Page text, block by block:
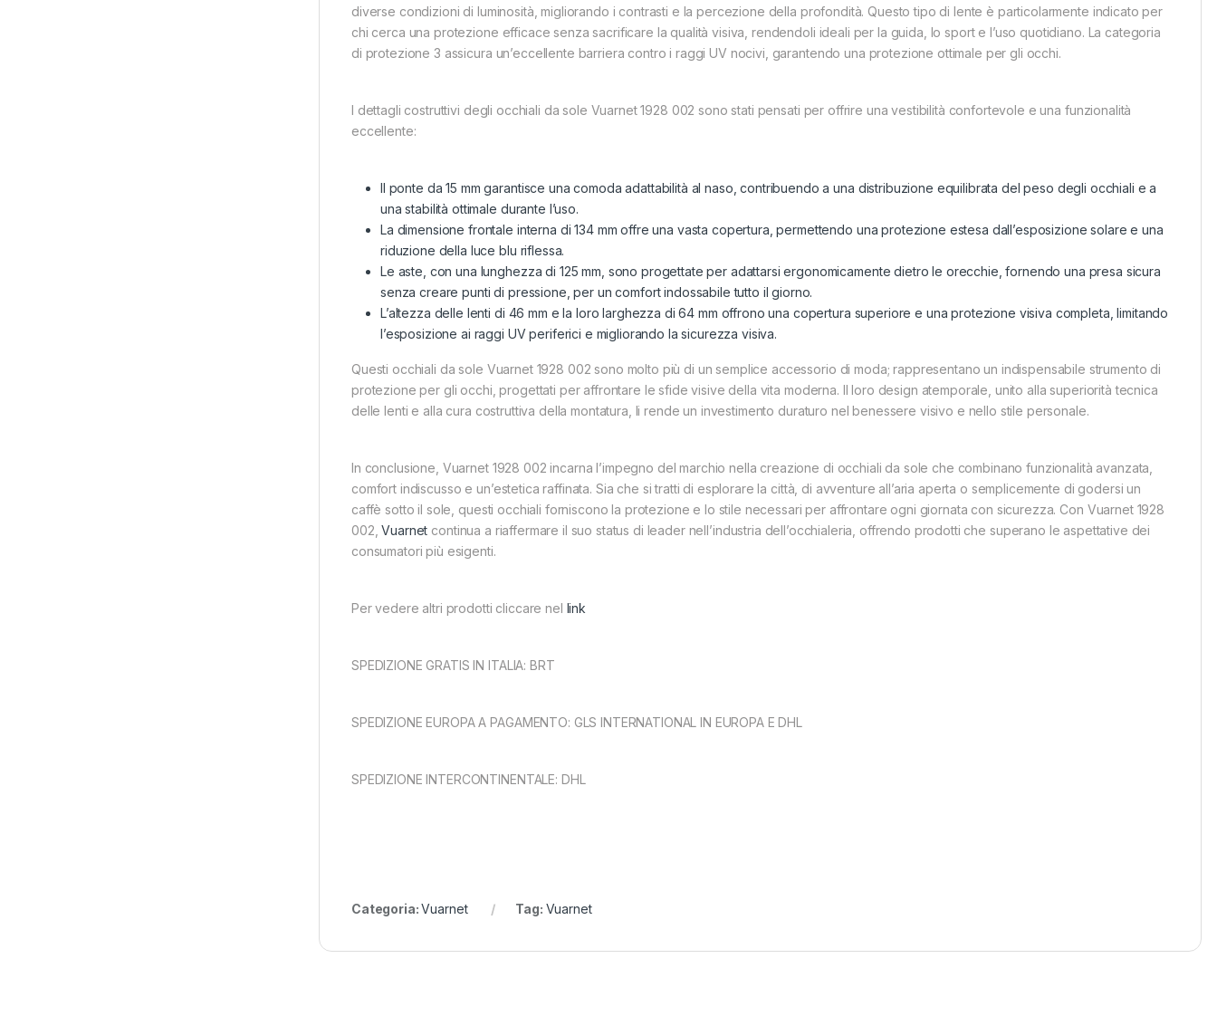
diverse condizioni di luminosità, migliorando i contrasti e la percezione della profondità. Questo tipo di lente è particolarmente indicato per
chi cerca una protezione efficace senza sacrificare la qualità visiva, rendendoli ideali per la guida, lo sport e l’uso quotidiano. La categoria
di protezione 3 assicura un’eccellente barriera contro i raggi UV nocivi, garantendo una protezione ottimale per gli occhi.
I dettagli costruttivi degli occhiali da sole Vuarnet 1928 002 sono stati pensati per offrire una vestibilità confortevole e una funzionalità
eccellente:
Il ponte da 15 mm garantisce una comoda adattabilità al naso, contribuendo a una distribuzione equilibrata del peso degli occhiali e a
una stabilità ottimale durante l’uso.
La dimensione frontale interna di 134 mm offre una vasta copertura, permettendo una protezione estesa dall’esposizione solare e una
riduzione della luce blu riflessa.
Le aste, con una lunghezza di 125 mm, sono progettate per adattarsi ergonomicamente dietro le orecchie, fornendo una presa sicura
senza creare punti di pressione, per un comfort indossabile tutto il giorno.
L’altezza delle lenti di 46 mm e la loro larghezza di 64 mm offrono una copertura superiore e una protezione visiva completa, limitando
l’esposizione ai raggi UV periferici e migliorando la sicurezza visiva.
Questi occhiali da sole Vuarnet 1928 002 sono molto più di un semplice accessorio di moda; rappresentano un indispensabile strumento di
protezione per gli occhi, progettati per affrontare le sfide visive della vita moderna. Il loro design atemporale, unito alla superiorità tecnica
delle lenti e alla cura costruttiva della montatura, li rende un investimento duraturo nel benessere visivo e nello stile personale.
In conclusione, Vuarnet 1928 002 incarna l’impegno del marchio nella creazione di occhiali da sole che combinano funzionalità avanzata,
comfort indiscusso e un’estetica raffinata. Sia che si tratti di esplorare la città, di avventure all’aria aperta o semplicemente di godersi un
caffè sotto il sole, questi occhiali forniscono la protezione e lo stile necessari per affrontare ogni giornata con sicurezza. Con Vuarnet 1928
002,Vuarnet continua a riaffermare il suo status di leader nell’industria dell’occhialeria, offrendo prodotti che superano le aspettative dei
consumatori più esigenti.
Per vedere altri prodotti cliccare nel link
SPEDIZIONE GRATIS IN ITALIA: BRT
SPEDIZIONE EUROPA A PAGAMENTO: GLS INTERNATIONAL IN EUROPA E DHL
SPEDIZIONE INTERCONTINENTALE: DHL
Categoria:Vuarnet Tag: Vuarnet